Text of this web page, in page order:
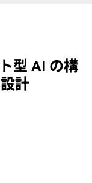
型 AI の構
計